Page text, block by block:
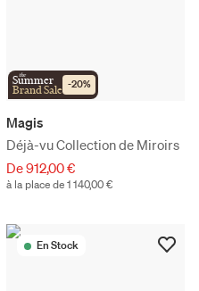
the
Summer
Brand Sale -20%
Magis
Déjà-vu Collection de Miroirs
De 912,00 €
à la place de 1 140,00 €
En Stock